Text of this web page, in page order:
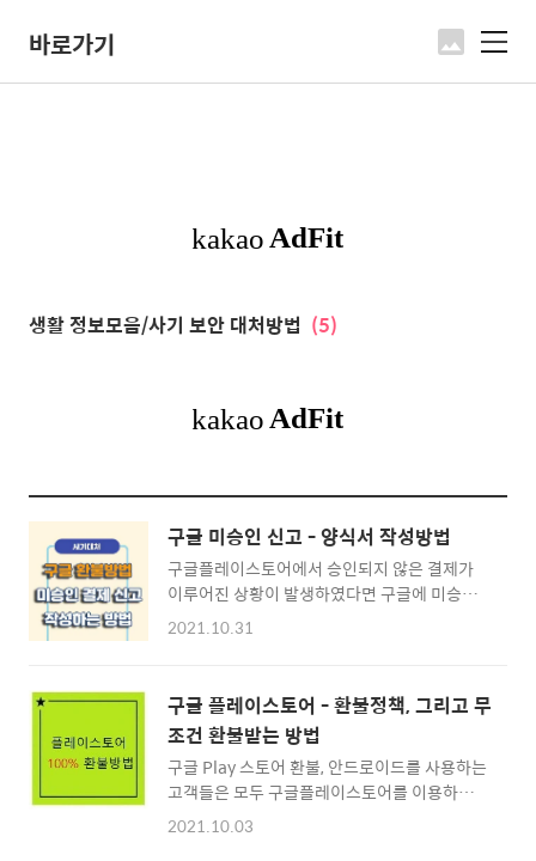
바로가기 메
생활 정보모음/사기 보안 대처방법 (5)
구글 미승인 신고 - 양식서 작성방법
구글플레이스토어에서 승인되지 않은 결제가
이루어진 상황이 발생하였다면 구글에 미승인
신고서를 작성하여 요청하여야 환불을 받을 수
1. 구글 플레이스토어 환불방법 · 구글 미승인
결제환불 · 구글 플레이스토어 환불절차 ⊙ 2.
미승인 신고서 양식 바로가기 · 구글 미승인 결
제 양식 다운로드 ⊙ 3. 미승인 신고 양식 작성
방법 ⊙ 4. 미승인 신고 처리기간 · 구글 미승인
결제 처리기간 · 구글 고객센터 연락하기 구글
2021.10.31
구글 플레이스토어 - 환불정책, 그리고 무
조건 환불받는 방법
구글 Play 스토어 환불, 안드로이드를 사용하는
고객들은 모두 구글플레이스토어를 이용하는데
요. 구글플레이스토어는 무료 또는 유료 어플,
2021.10.03